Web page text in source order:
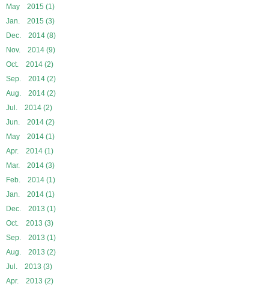
May 2015 (1)
Jan. 2015 (3)
Dec. 2014 (8)
Nov. 2014 (9)
Oct. 2014 (2)
Sep. 2014 (2)
Aug. 2014 (2)
Jul. 2014 (2)
Jun. 2014 (2)
May 2014 (1)
Apr. 2014 (1)
Mar. 2014 (3)
Feb. 2014 (1)
Jan. 2014 (1)
Dec. 2013 (1)
Oct. 2013 (3)
Sep. 2013 (1)
Aug. 2013 (2)
Jul. 2013 (3)
Apr. 2013 (2)